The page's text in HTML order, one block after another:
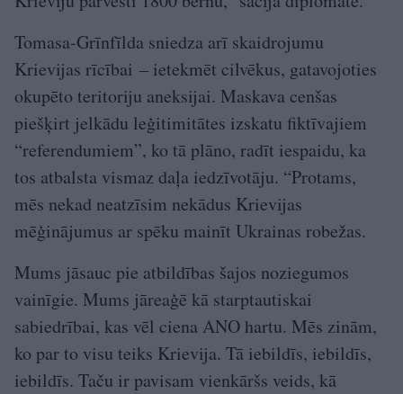
Tomasa-Grīnfīlda sniedza arī skaidrojumu
Krievijas rīcībai – ietekmēt cilvēkus, gatavojoties
okupēto teritoriju aneksijai. Maskava cenšas
piešķirt jelkādu leģitimitātes izskatu fiktīvajiem
“referendumiem”, ko tā plāno, radīt iespaidu, ka
tos atbalsta vismaz daļa iedzīvotāju. “Protams,
mēs nekad neatzīsim nekādus Krievijas
mēģinājumus ar spēku mainīt Ukrainas robežas.
Mums jāsauc pie atbildības šajos noziegumos
vainīgie. Mums jāreaģē kā starptautiskai
sabiedrībai, kas vēl ciena ANO hartu. Mēs zinām,
ko par to visu teiks Krievija. Tā iebildīs, iebildīs,
iebildīs. Taču ir pavisam vienkāršs veids, kā